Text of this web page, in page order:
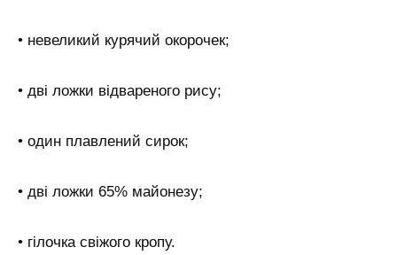
• невеликий курячий окорочек;
• дві ложки відвареного рису;
• один плавлений сирок;
• дві ложки 65% майонезу;
• гілочка свіжого кропу.